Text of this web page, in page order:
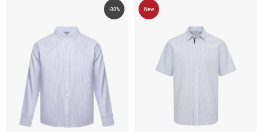
-30% New